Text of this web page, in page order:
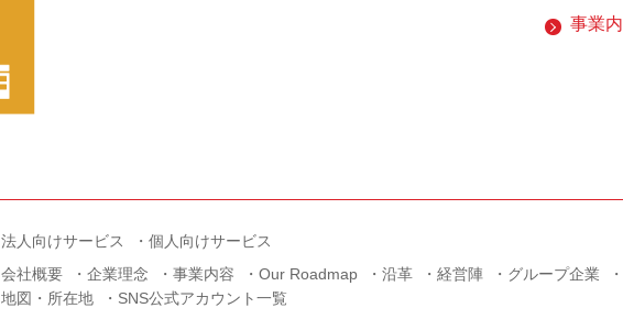
事業
法人向けサービス
個人向けサービス
会社概要 企業理念 事業内容 Our Roadmap 沿革 経営陣 グループ企業
地図・所在地
SNS公式アカウント一覧